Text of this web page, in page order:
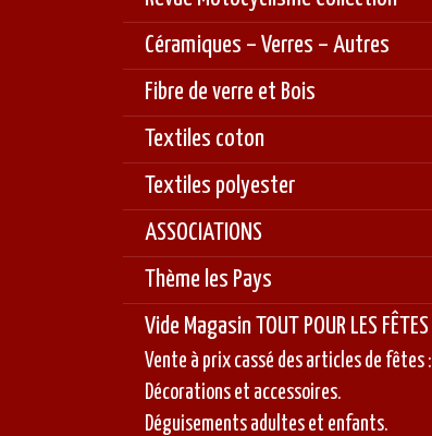
Céramiques – Verres – Autres
Fibre de verre et Bois
Textiles coton
Textiles polyester
ASSOCIATIONS
Thème les Pays
Vide Magasin TOUT POUR LES FÊTES
Vente à prix cassé des articles de fêtes :
Décorations et accessoires.
Déguisements adultes et enfants.